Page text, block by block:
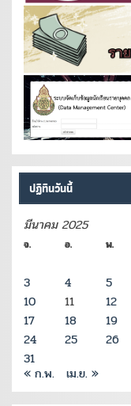
ปฏิทินวันนี้
มีนาคม 2025
จ. อ. พ.
3
4 5
10
11 12
17
18 19
24
25 26
31
« ก.พ. เม.ย. »